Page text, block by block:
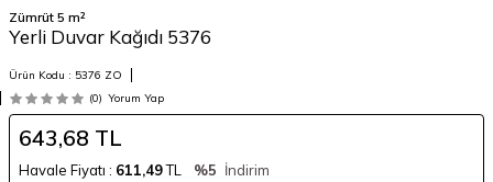
Zümrüt 5 m²
Yerli Duvar Kağıdı 5376
Ürün Kodu : 5376 ZO
(0) Yorum Yap
643,68 TL
Havale Fiyatı : 611,49TL %5 İndirim